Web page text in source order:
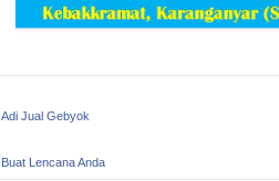
Adi Jual Gebyok
Buat Lencana Anda